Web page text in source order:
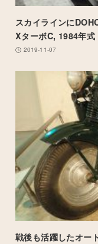
スカイラインに
XターボC, 1984年式
2019-11-07
戦後も活躍したオー